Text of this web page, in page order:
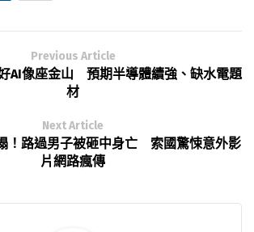
Previous Article
AI像座金山 預期半導體續強、缺水電題
材
Next Article
！路過男子被砸中身亡 索國驚悚意外影
片網路瘋傳